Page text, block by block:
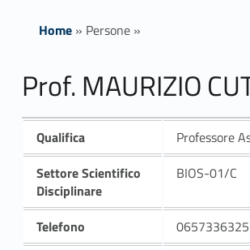
Home» Persone»
Prof. MAURIZIO
Qualifica
Professore
Settore Scientifico
Disciplinare
BIOS-01/C
Telefono
0657336325